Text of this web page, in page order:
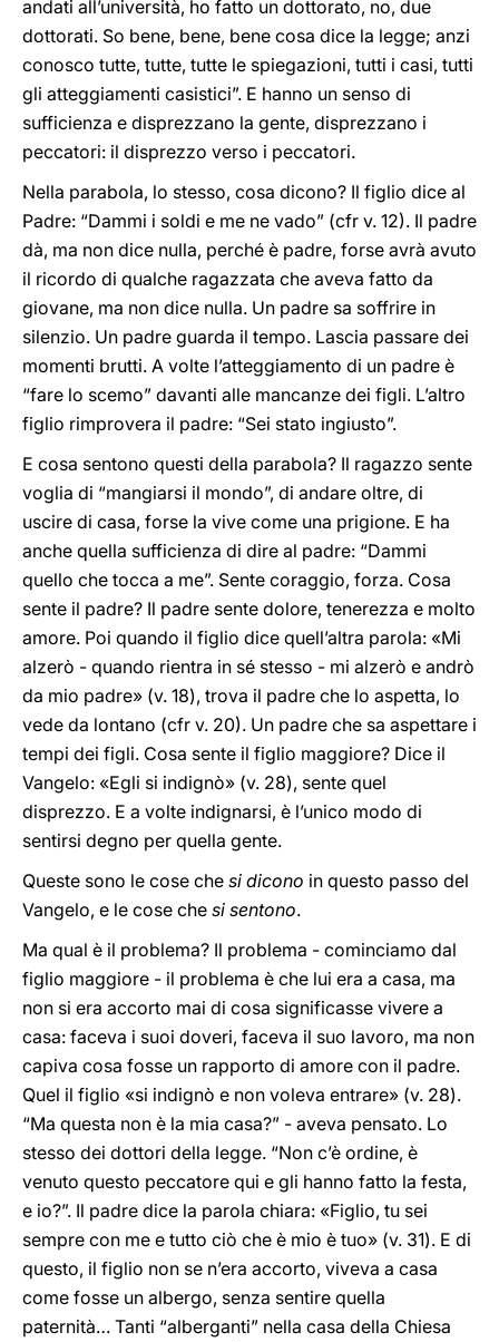
andati all’università, ho fatto un dottorato, no, due
dottorati. So bene, bene, bene cosa dice la legge; anzi
conosco tutte, tutte, tutte le spiegazioni, tutti i casi, tutti
gli atteggiamenti casistici”. E hanno un senso di
sufficienza e disprezzano la gente, disprezzano i
peccatori: il disprezzo verso i peccatori.
Nella parabola, lo stesso, cosa dicono? Il figlio dice al
Padre: “Dammi i soldi e me ne vado” (cfr v. 12). Il padre
dà, ma non dice nulla, perché è padre, forse avrà avuto
il ricordo di qualche ragazzata che aveva fatto da
giovane, ma non dice nulla. Un padre sa soffrire in
silenzio. Un padre guarda il tempo. Lascia passare dei
momenti brutti. A volte l’atteggiamento di un padre è
“fare lo scemo” davanti alle mancanze dei figli. L’altro
figlio rimprovera il padre: “Sei stato ingiusto”.
E cosa sentono questi della parabola? Il ragazzo sente
voglia di “mangiarsi il mondo”, di andare oltre, di
uscire di casa, forse la vive come una prigione. E ha
anche quella sufficienza di dire al padre: “Dammi
quello che tocca a me”. Sente coraggio, forza. Cosa
sente il padre? Il padre sente dolore, tenerezza e molto
amore. Poi quando il figlio dice quell’altra parola: «Mi
alzerò - quando rientra in sé stesso - mi alzerò e andrò
da mio padre» (v. 18), trova il padre che lo aspetta, lo
vede da lontano (cfr v. 20). Un padre che sa aspettare i
tempi dei figli. Cosa sente il figlio maggiore? Dice il
Vangelo: «Egli si indignò» (v. 28), sente quel
disprezzo. E a volte indignarsi, è l’unico modo di
sentirsi degno per quella gente.
Queste sono le cose che si dicono in questo passo del
Vangelo, e le cose che si sentono.
Ma qual è il problema? Il problema - cominciamo dal
figlio maggiore - il problema è che lui era a casa, ma
non si era accorto mai di cosa significasse vivere a
casa: faceva i suoi doveri, faceva il suo lavoro, ma non
capiva cosa fosse un rapporto di amore con il padre.
Quel il figlio «si indignò e non voleva entrare» (v. 28).
“Ma questa non è la mia casa?” - aveva pensato. Lo
stesso dei dottori della legge. “Non c’è ordine, è
venuto questo peccatore qui e gli hanno fatto la festa,
e io?”. Il padre dice la parola chiara: «Figlio, tu sei
sempre con me e tutto ciò che è mio è tuo» (v. 31). E di
questo, il figlio non se n’era accorto, viveva a casa
come fosse un albergo, senza sentire quella
paternità… Tanti “alberganti” nella casa della Chiesa